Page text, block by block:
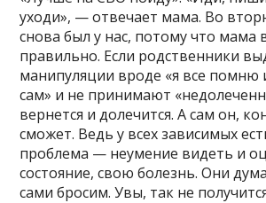
уходи», — отвечает мама. Во
снова был у нас, потому что мама
правильно. Если родственники
манипуляции вроде «я все помню
сам» и не принимают
вернется и долечится. А сам он,
сможет. Ведь у всех зависимых
проблема — неумение видеть и
состояние, свою болезнь. Они
сами бросим. Увы, так не